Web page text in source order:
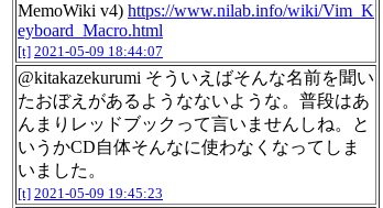
MemoWiki v4) https://www.nilab.info/wiki/Vim_K
eyboard_Macro.html
[t] 2021-05-09 18:44:07
@kitakazekurumi そういえばそんな名前を聞い
たおぼえがあるようなないような。普段はあ
んまりレッドブックって言いませんしね。と
いうかCD自体そんなに使わなくなってしま
いました。
[t] 2021-05-09 19:45:23